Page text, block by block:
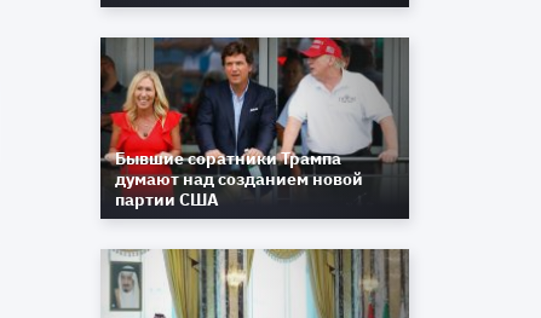
Бывшие соратники Трампа
думают над созданием новой
партии США